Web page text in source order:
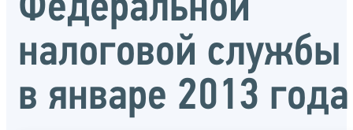
Федеральной
налоговой службы
в январе 2013 года